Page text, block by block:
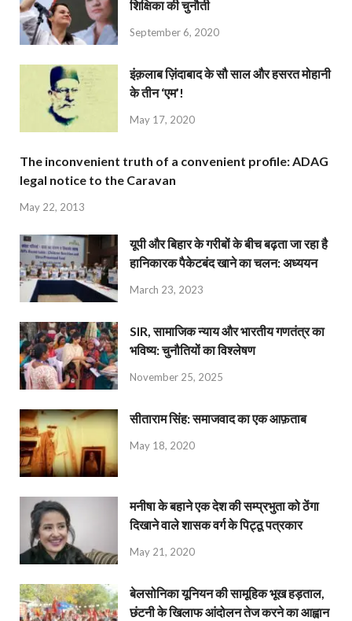
शिक्षिका की चुनौती
September 6, 2020
इंक़लाब ज़िंदाबाद के सौ साल और हसरत मोहानी
के तीन ‘एम’!
May 17, 2020
The inconvenient truth of a convenient profile: ADAG
legal notice to the Caravan
May 22, 2013
यूपी और बिहार के गरीबों के बीच बढ़ता जा रहा है
हानिकारक पैकेटबंद खाने का चलन: अध्ययन
March 23, 2023
SIR, सामाजिक न्याय और भारतीय गणतंत्र का
भविष्य: चुनौतियों का विश्लेषण
November 25, 2025
सीताराम सिंह: समाजवाद का एक आफ़ताब
May 18, 2020
मनीषा के बहाने एक देश की सम्प्रभुता को ठेंगा
दिखाने वाले शासक वर्ग के पिट्ठू पत्रकार
May 21, 2020
बेलसोनिका यूनियन की सामूहिक भूख हड़ताल,
छंटनी के खिलाफ आंदोलन तेज करने का आह्वान